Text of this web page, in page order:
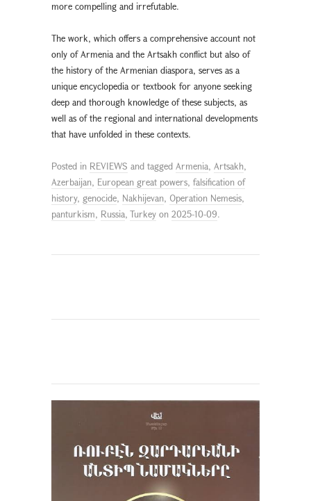
more compelling and irrefutable.
The work, which offers a comprehensive account not
only of Armenia and the Artsakh conflict but also of
the history of the Armenian diaspora, serves as a
unique encyclopedia or textbook for anyone seeking
deep and thorough knowledge of these subjects, as
well as of the regional and international developments
that have unfolded in these contexts.
Posted in REVIEWS and tagged Armenia, Artsakh,
Azerbaijan, European great powers, falsification of
history, genocide, Nakhijevan, Operation Nemesis,
panturkism, Russia, Turkey on 2025-10-09.